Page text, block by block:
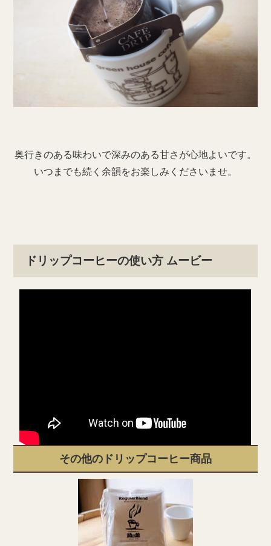
奥行きのある味わいで深みのある甘さが心地よいです。
いつまでも続く余韻をお楽しみくださいませ。
ドリップコーヒーの使い方 ムービー
その他のドリップコーヒー商品